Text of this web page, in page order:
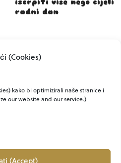
(Cookies)
kako bi optimizirali naše stranice i
our website and our service.)
(Accept)
iscrpiti više nego cijeli
radni dan